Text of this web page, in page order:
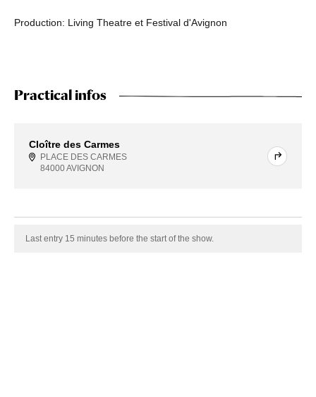
Production: Living Theatre et Festival d'Avignon
Practical infos
Cloître des Carmes
PLACE DES CARMES
84000 AVIGNON
Last entry 15 minutes before the start of the show.